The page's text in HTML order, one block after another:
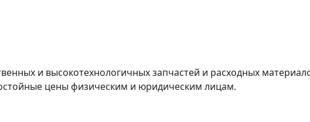
и высокотехнологичных запчастей и расходных
цены физическим и юридическим лицам.